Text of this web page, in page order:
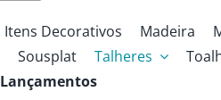
Itens Decorativos Madeira
Sousplat Talheres
Lançamentos